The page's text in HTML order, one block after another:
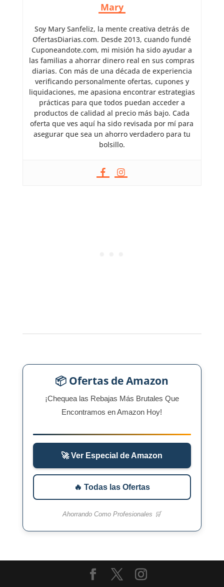
Mary
Soy Mary Sanfeliz, la mente creativa detrás de
OfertasDiarias.com. Desde 2013, cuando fundé
Cuponeandote.com, mi misión ha sido ayudar a
las familias a ahorrar dinero real en sus compras
diarias. Con más de una década de experiencia
verificando personalmente ofertas, cupones y
liquidaciones, me apasiona encontrar estrategias
prácticas para que todos puedan acceder a
productos de calidad al precio más bajo. Cada
oferta que ves aquí ha sido revisada por mí para
asegurar que sea un ahorro verdadero para tu
bolsillo.
📦 Ofertas de Amazon
¡Chequea las Rebajas Más Brutales Que
Encontramos en Amazon Hoy!
🚀 Ver Especial de Amazon
🔥 Todas las Ofertas
Ahorrando Como Profesionales 🛒